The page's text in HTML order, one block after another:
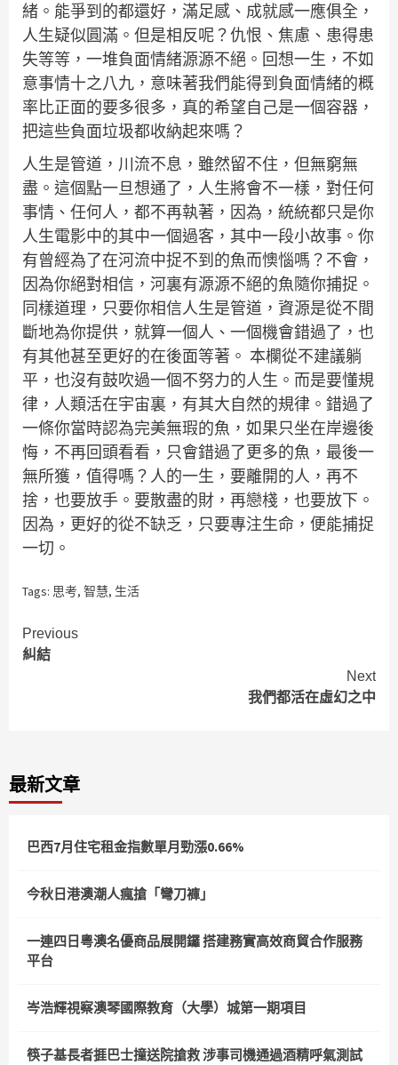
緒。能爭到的都還好，滿足感、成就感一應俱全，
人生疑似圓滿。但是相反呢？仇恨、焦慮、患得患
失等等，一堆負面情緒源源不絕。回想一生，不如
意事情十之八九，意味著我們能得到負面情緒的概
率比正面的要多很多，真的希望自己是一個容器，
把這些負面垃圾都收納起來嗎？
人生是管道，川流不息，雖然留不住，但無窮無
盡。這個點一旦想通了，人生將會不一樣，對任何
事情、任何人，都不再執著，因為，統統都只是你
人生電影中的其中一個過客，其中一段小故事。你
有曾經為了在河流中捉不到的魚而懊惱嗎？不會，
因為你絕對相信，河裏有源源不絕的魚隨你捕捉。
同樣道理，只要你相信人生是管道，資源是從不間
斷地為你提供，就算一個人、一個機會錯過了，也
有其他甚至更好的在後面等著。 本欄從不建議躺
平，也沒有鼓吹過一個不努力的人生。而是要懂規
律，人類活在宇宙裏，有其大自然的規律。錯過了
一條你當時認為完美無瑕的魚，如果只坐在岸邊後
悔，不再回頭看看，只會錯過了更多的魚，最後一
無所獲，值得嗎？人的一生，要離開的人，再不
捨，也要放手。要散盡的財，再戀棧，也要放下。
因為，更好的從不缺乏，只要專注生命，便能捕捉
一切。
Tags: 思考, 智慧, 生活
Continue
Reading
Previous
糾結
Next
我們都活在虛幻之中
最新文章
巴西7月住宅租金指數單月勁漲0.66%
今秋日港澳潮人瘋搶「彎刀褲」
一連四日粵澳名優商品展開鑼 搭建務實高效商貿合作服務
平台
岑浩輝視察澳琴國際教育（大學）城第一期項目
筷子基長者捱巴士撞送院搶救 涉事司機通過酒精呼氣測試